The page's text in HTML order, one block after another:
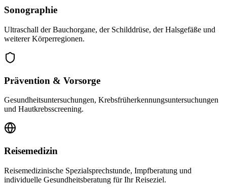
Sonographie
Ultraschall der Bauchorgane, der Schilddrüse, der Halsgefäße und
weiterer Körperregionen.
Prävention & Vorsorge
Gesundheitsuntersuchungen, Krebsfrüherkennungsuntersuchungen
und Hautkrebsscreening.
Reisemedizin
Reisemedizinische Spezialsprechstunde, Impfberatung und
individuelle Gesundheitsberatung für Ihr Reiseziel.